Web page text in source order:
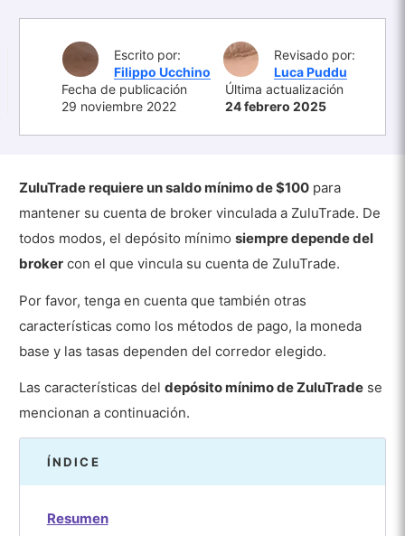
Escrito por:
Filippo Ucchino
Revisado por:
Luca Puddu
Fecha de publicación
29 noviembre 2022
Última actualización
24 febrero 2025
ZuluTrade requiere un saldo mínimo de $100 para
mantener su cuenta de broker vinculada a ZuluTrade. De
todos modos, el depósito mínimosiempre depende del
broker con el que vincula su cuenta de ZuluTrade.
Por favor, tenga en cuenta que también otras
características como los métodos de pago, la moneda
base y las tasas dependen del corredor elegido.
Las características deldepósito mínimo de ZuluTrade se
mencionan a continuación.
ÍNDICE
Resumen